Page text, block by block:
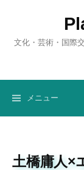
ッ
文化・芸術・国際
メニュー
土橋庸人×